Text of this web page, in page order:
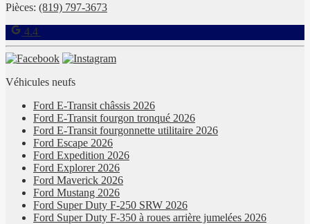
Pièces: (819) 797-3673
4.4
Véhicules neufs
Ford E-Transit châssis 2026
Ford E-Transit fourgon tronqué 2026
Ford E-Transit fourgonnette utilitaire 2026
Ford Escape 2026
Ford Expedition 2026
Ford Explorer 2026
Ford Maverick 2026
Ford Mustang 2026
Ford Super Duty F-250 SRW 2026
Ford Super Duty F-350 à roues arrière jumelées 2026